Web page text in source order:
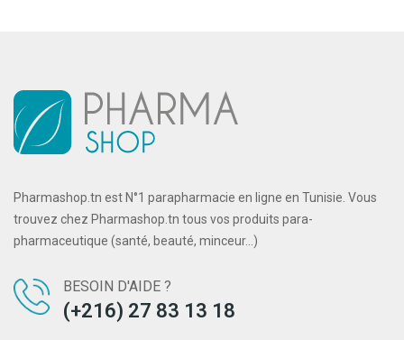
Pharmashop.tn est N°1 parapharmacie en ligne en Tunisie. Vous
trouvez chez Pharmashop.tn tous vos produits para-
pharmaceutique (santé, beauté, minceur...)
BESOIN D'AIDE ?
(+216) 27 83 13 18